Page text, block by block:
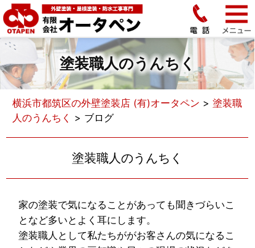
塗装職人のうんちく
横浜市都筑区の外壁塗装店 (有)オータペン > 塗装職
人のうんちく > ブログ
塗装職人のうんちく
家の塗装で気になることがあっても聞きづらいこ
となど多いとよく耳にします。
塗装職人として私たちががお客さんの気になるこ